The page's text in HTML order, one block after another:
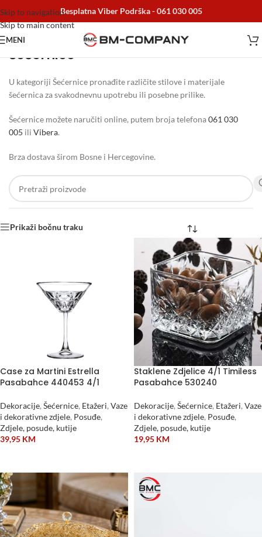
Skip to navigation
Skip to main content
Besplatna Viber Podrška -061 030 005
MENI
Šećernice
U kategoriji Šećernice pronađite različite stilove i materijale
šećernica za svakodnevnu upotrebu ili posebne prilike.
Šećernice možete naručiti online, putem broja telefona061 030
005 ili Vibera.
Brza dostava širom Bosne i Hercegovine.
Prikaži bočnu traku
Case za Martini Estrella
Pasabahce 440453 4/1
Dekoracije, Šećernice, Etažeri, Vaze
i dekorativne zdjele, Posuđe,
Zdjele, posude, kutije
39,95 KM
Staklene Zdjelice 4/1 Timiless
Pasabahce 530240
Dekoracije, Šećernice, Etažeri, Vaze
i dekorativne zdjele, Posuđe,
Zdjele, posude, kutije
19,95 KM